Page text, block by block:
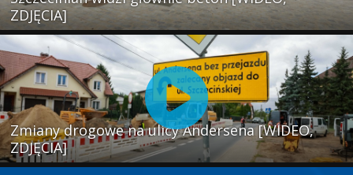
ZDJĘCIA]
Zmiany drogowe na ulicy Andersena [WIDEO,
ZDJĘCIA]